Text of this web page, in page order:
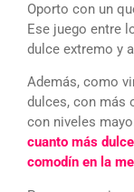
Oporto con un
Ese juego entre
dulce extremo y
Además, como
dulces, con más
con niveles
cuanto más
comodín en la